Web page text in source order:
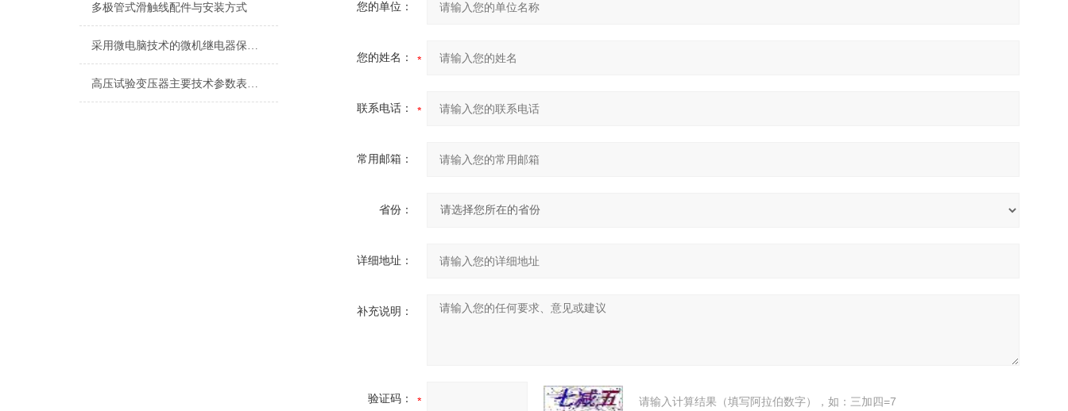
多极管式滑触线配件与安装方式
采用微电脑技术的微机继电器保护测试仪性能可靠且操作简单
高压试验变压器主要技术参数表选型
您的单位：
您的姓名：
联系电话：
常用邮箱：
省份：
详细地址：
补充说明：
验证码： 请输入计算结果（填写阿拉伯数字），如：三加四=7